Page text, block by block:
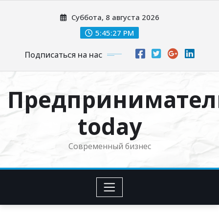
Суббота, 8 августа 2026
5:45:27 PM
Подписаться на нас
today
Современный бизнес